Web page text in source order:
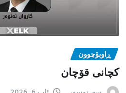
ڕاوبۆچوون
کچانی قۆچان